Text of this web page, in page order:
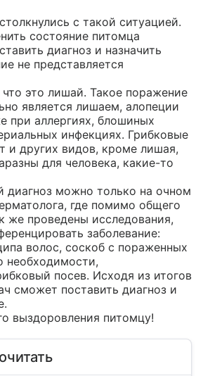
с такой ситуацией.
состояние питомца
диагноз и назначить
не представляется
это лишай. Такое поражение
является лишаем, алопеции
при аллергиях, блошиных
инфекциях. Грибковые
и других видов, кроме лишая,
для человека, какие-то
диагноз можно только на очном
где помимо общего
же проведены исследования,
заболевание:
волос, соскоб с пораженных
необходимости,
посев. Исходя из итогов
сможет поставить диагноз и
выздоровления питомцу!